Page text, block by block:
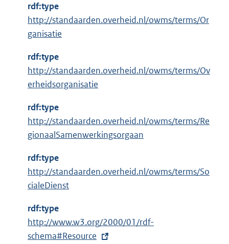
e
n
k
:
rdf:type
http://standaarden.overheid.nl/owms/terms/Or
ganisatie
rdf:type
http://standaarden.overheid.nl/owms/terms/Ov
erheidsorganisatie
rdf:type
http://standaarden.overheid.nl/owms/terms/Re
gionaalSamenwerkingsorgaan
rdf:type
http://standaarden.overheid.nl/owms/terms/So
cialeDienst
rdf:type
E
x
http://www.w3.org/2000/01/rdf-
schema#Resource